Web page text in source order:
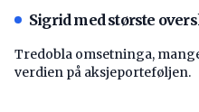
Sigrid med største
Tredobla omsetninga,
verdien på aksjeporteføljen.